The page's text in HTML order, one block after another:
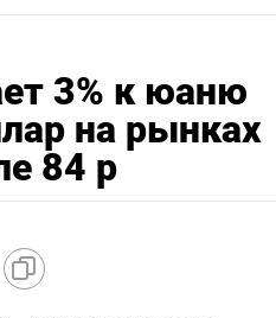
3% к юаню
на рынках
84 р